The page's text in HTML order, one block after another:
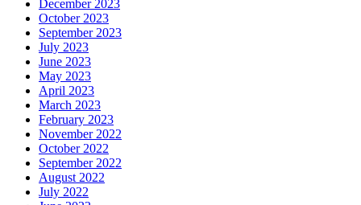
December 2023
October 2023
September 2023
July 2023
June 2023
May 2023
April 2023
March 2023
February 2023
November 2022
October 2022
September 2022
August 2022
July 2022